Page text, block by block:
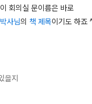
이 회의실 문이름은 바로
사님의 책 제목이기도 하죠
을지